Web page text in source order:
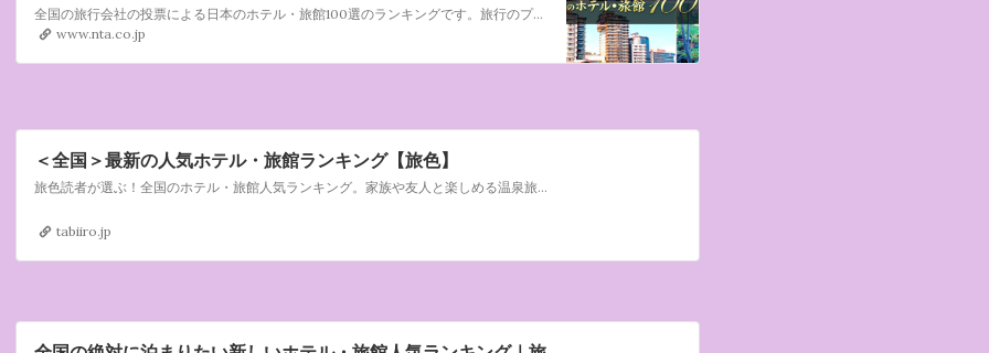
全国の旅行会社の投票による日本のホテル・旅館100選のランキングです。旅行のプロが高く評価する、泊まって良かった宿、一度は泊まってみたいホテルがおすすめのホテル・旅館が勢ぞろい！家族旅行もひとり旅も、カップル旅行も、プロが選ぶ日本のホテル・旅館の予約は日本旅行で！
www.nta.co.jp
＜全国＞最新の人気ホテル・旅館ランキング【旅色】
旅色読者が選ぶ！全国のホテル・旅館人気ランキング。家族や友人と楽しめる温泉旅館から、極上のリゾートホテル、ビジネスにも嬉しい”アクセス抜群”のシティホテルまで、一挙にご紹介。毎週更新で人気の施設がすぐにわかる！最新のおすすめ宿を知って、旅をもっと楽しもう。
tabiiro.jp